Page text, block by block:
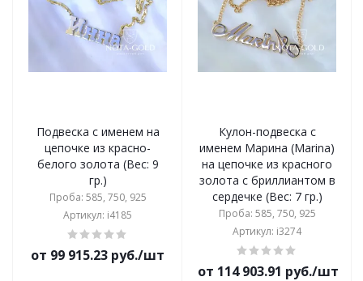
Подвеска с именем на
цепочке из красно-
белого золота (Вес: 9
гр.)
Проба: 585, 750, 925
Артикул: i4185
от 99 915.23 руб./шт
Кулон-подвеска с
именем Марина (Marina)
на цепочке из красного
золота с бриллиантом в
сердечке (Вес: 7 гр.)
Проба: 585, 750, 925
Артикул: i3274
от 114 903.91 руб./шт